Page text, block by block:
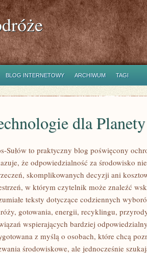
BLOG INTERNETOWY ARCHIWUM TAGI
dla Planety
Sułów to praktyczny blog poświęcony
że odpowiedzialność za środowisko
skomplikowanych decyzji ani
w którym czytelnik może znaleźć
teksty dotyczące codziennych
gotowania, energii, recyklingu,
wspierających bardziej
z myślą o osobach, które chcą
środowiskowe, ale jednocześnie